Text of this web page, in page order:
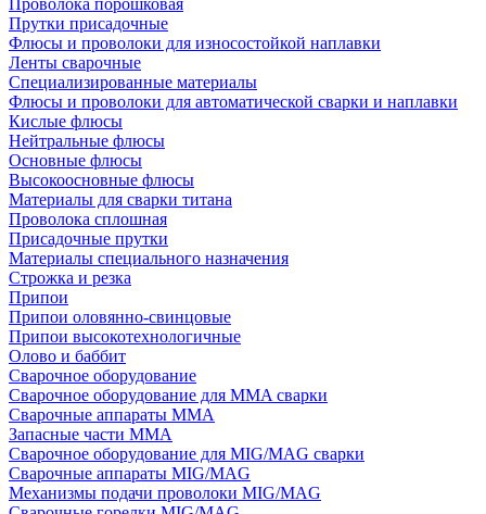
Проволока порошковая
Прутки присадочные
Флюсы и проволоки для износостойкой наплавки
Ленты сварочные
Специализированные материалы
Флюсы и проволоки для автоматической сварки и наплавки
Кислые флюсы
Нейтральные флюсы
Основные флюсы
Высокоосновные флюсы
Материалы для сварки титана
Проволока сплошная
Присадочные прутки
Материалы специального назначения
Строжка и резка
Припои
Припои оловянно-свинцовые
Припои высокотехнологичные
Олово и баббит
Сварочное оборудование
Сварочное оборудование для MMA сварки
Сварочные аппараты MMA
Запасные части MMA
Сварочное оборудование для MIG/MAG сварки
Сварочные аппараты MIG/MAG
Механизмы подачи проволоки MIG/MAG